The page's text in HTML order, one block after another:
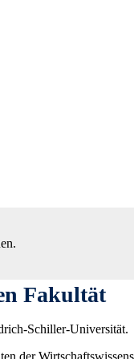
Fakultät
Schiller-Universität.
der